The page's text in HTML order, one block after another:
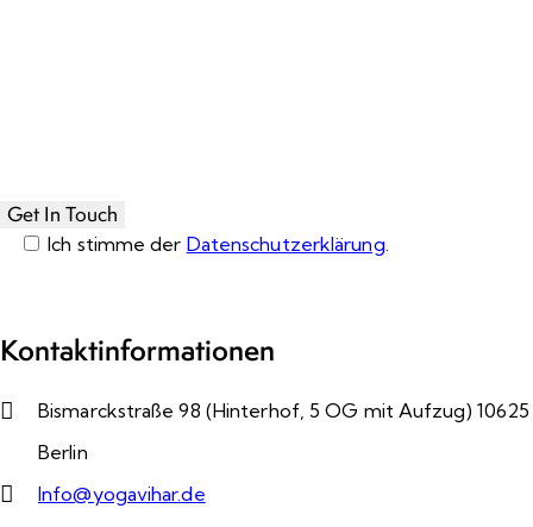
Ich stimme der Datenschutzerklärung
Kontaktinformationen
Bismarckstraße 98 (Hinterhof, 5 OG mit Aufzug) 10625
Berlin
Info@yogavihar.de